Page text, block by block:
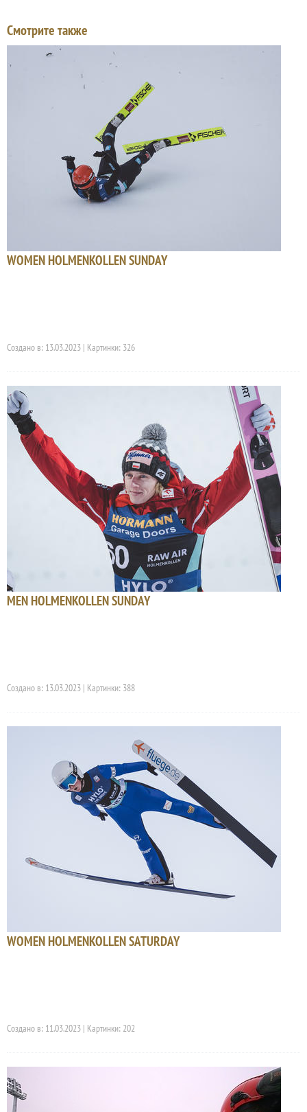
Смотрите также
WOMEN HOLMENKOLLEN SUNDAY
Создано в: 13.03.2023 | Картинки: 326
MEN HOLMENKOLLEN SUNDAY
Создано в: 13.03.2023 | Картинки: 388
WOMEN HOLMENKOLLEN SATURDAY
Создано в: 11.03.2023 | Картинки: 202